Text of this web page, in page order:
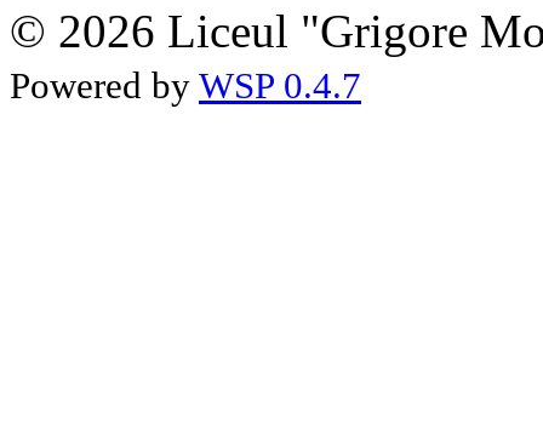
© 2026 Liceul "Grigore
Powered by WSP 0.4.7